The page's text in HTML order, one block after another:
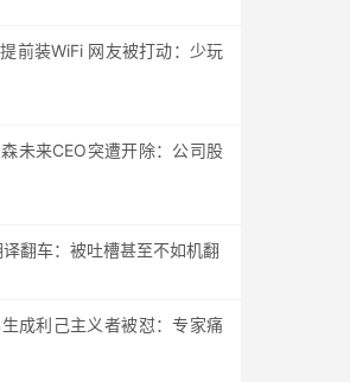
前装WiFi 网友被打动：少玩
未来CEO突遭开除：公司股
译翻车：被吐槽甚至不如机翻
成利己主义者被怼：专家痛